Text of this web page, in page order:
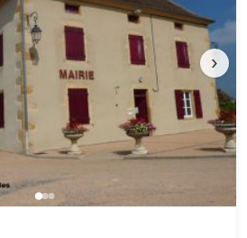
›